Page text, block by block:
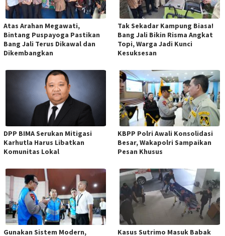
Atas Arahan Megawati,
Bintang Puspayoga Pastikan
Bang Jali Terus Dikawal dan
Dikembangkan
Tak Sekadar Kampung Biasa!
Bang Jali Bikin Risma Angkat
Topi, Warga Jadi Kunci
Kesuksesan
DPP BIMA Serukan Mitigasi
Karhutla Harus Libatkan
Komunitas Lokal
KBPP Polri Awali Konsolidasi
Besar, Wakapolri Sampaikan
Pesan Khusus
Gunakan Sistem Modern, Kasus Sutrimo Masuk Babak